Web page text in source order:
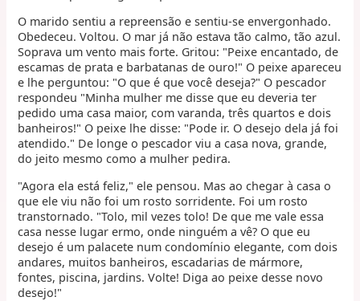
O marido sentiu a repreensão e sentiu-se envergonhado.
Obedeceu. Voltou. O mar já não estava tão calmo, tão azul.
Soprava um vento mais forte. Gritou: "Peixe encantado, de
escamas de prata e barbatanas de ouro!" O peixe apareceu
e lhe perguntou: "O que é que você deseja?" O pescador
respondeu "Minha mulher me disse que eu deveria ter
pedido uma casa maior, com varanda, três quartos e dois
banheiros!" O peixe lhe disse: "Pode ir. O desejo dela já foi
atendido." De longe o pescador viu a casa nova, grande,
do jeito mesmo como a mulher pedira.
"Agora ela está feliz," ele pensou. Mas ao chegar à casa o
que ele viu não foi um rosto sorridente. Foi um rosto
transtornado. "Tolo, mil vezes tolo! De que me vale essa
casa nesse lugar ermo, onde ninguém a vê? O que eu
desejo é um palacete num condomínio elegante, com dois
andares, muitos banheiros, escadarias de mármore,
fontes, piscina, jardins. Volte! Diga ao peixe desse novo
desejo!"